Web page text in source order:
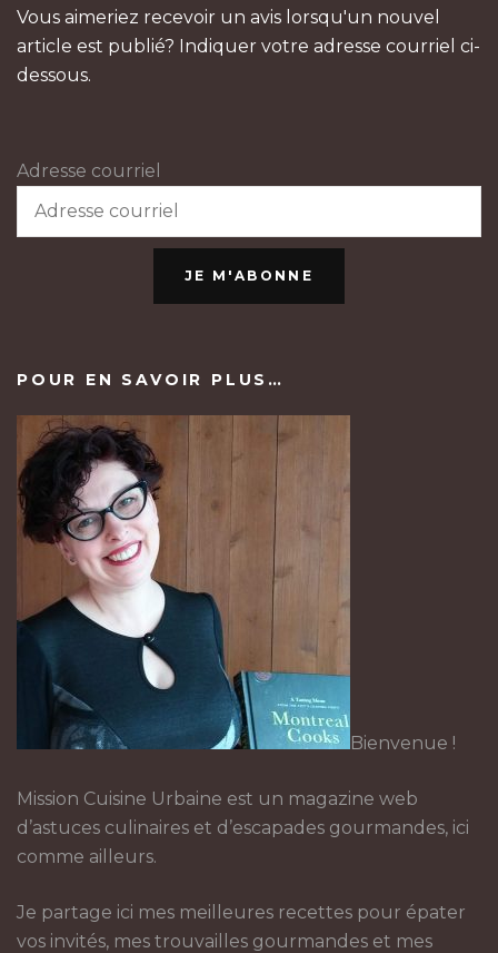
Vous aimeriez recevoir un avis lorsqu'un nouvel
article est publié? Indiquer votre adresse courriel ci-
dessous.
Adresse courriel
JE M'ABONNE
POUR EN SAVOIR PLUS…
Bienvenue !
Mission Cuisine Urbaine est un magazine web
d’astuces culinaires et d’escapades gourmandes, ici
comme ailleurs.
Je partage ici mes meilleures recettes pour épater
vos invités, mes trouvailles gourmandes et mes